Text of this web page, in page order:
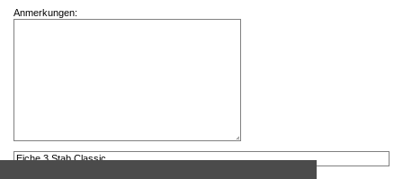
Anmerkungen: